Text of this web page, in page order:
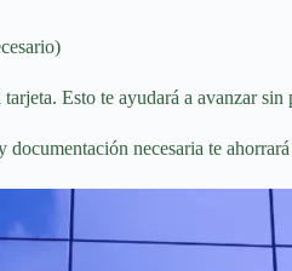
Esto te ayudará a avanzar sin
necesaria te